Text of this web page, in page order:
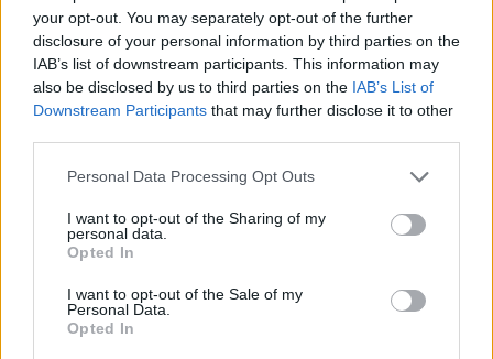
your opt-out. You may separately opt-out of the further
disclosure of your personal information by third parties on the
IAB’s list of downstream participants. This information may
also be disclosed by us to third parties on the IAB’s List of
Downstream Participants that may further disclose it to other
Personal Data Processing Opt Outs
I want to opt-out of the Sharing of my
personal data.
Opted In
I want to opt-out of the Sale of my
Personal Data.
Opted In